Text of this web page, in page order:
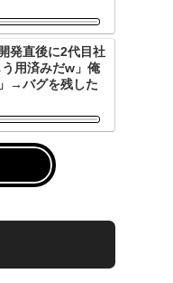
発直後に2代目社
用済みだw」俺
→バグを残した